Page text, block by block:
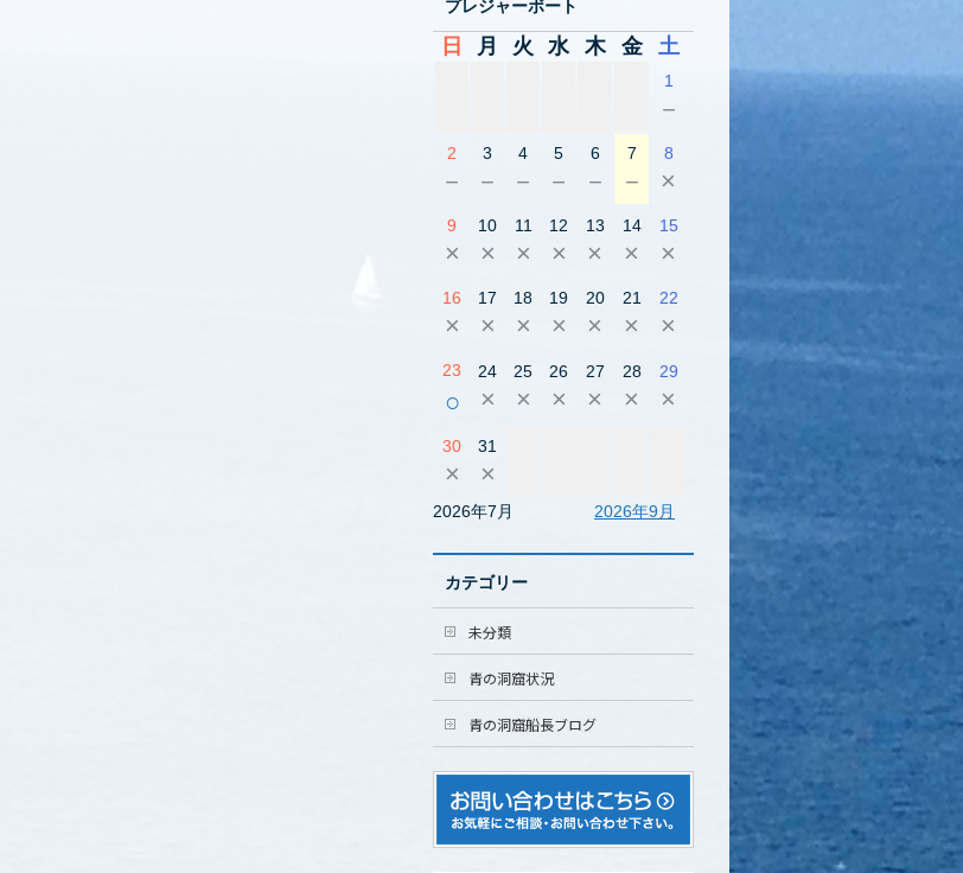
プレジャーボート
日 月 火 水 木 金 土
1
－
2
－
3
－
4
－
5
－
6
－
7
－
8
×
9
×
10
×
11
×
12
×
13
×
14
×
15
×
16
×
17
×
18
×
19
×
20
×
21
×
22
×
23
○
24
×
25
×
26
×
27
×
28
×
29
×
30
×
31
×
2026年7月 2026年9月
カテゴリー
未分類
青の洞窟状況
青の洞窟船長ブログ